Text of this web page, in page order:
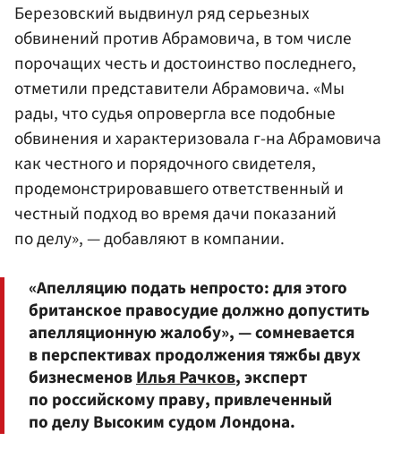
Березовский выдвинул ряд серьезных
обвинений против Абрамовича, в том числе
порочащих честь и достоинство последнего,
отметили представители Абрамовича. «Мы
рады, что судья опровергла все подобные
обвинения и характеризовала г-на Абрамовича
как честного и порядочного свидетеля,
продемонстрировавшего ответственный и
честный подход во время дачи показаний
по делу», — добавляют в компании.
«Апелляцию подать непросто: для этого
британское правосудие должно допустить
апелляционную жалобу», — сомневается
в перспективах продолжения тяжбы двух
бизнесменовИлья Рачков, эксперт
по российскому праву, привлеченный
по делу Высоким судом Лондона.